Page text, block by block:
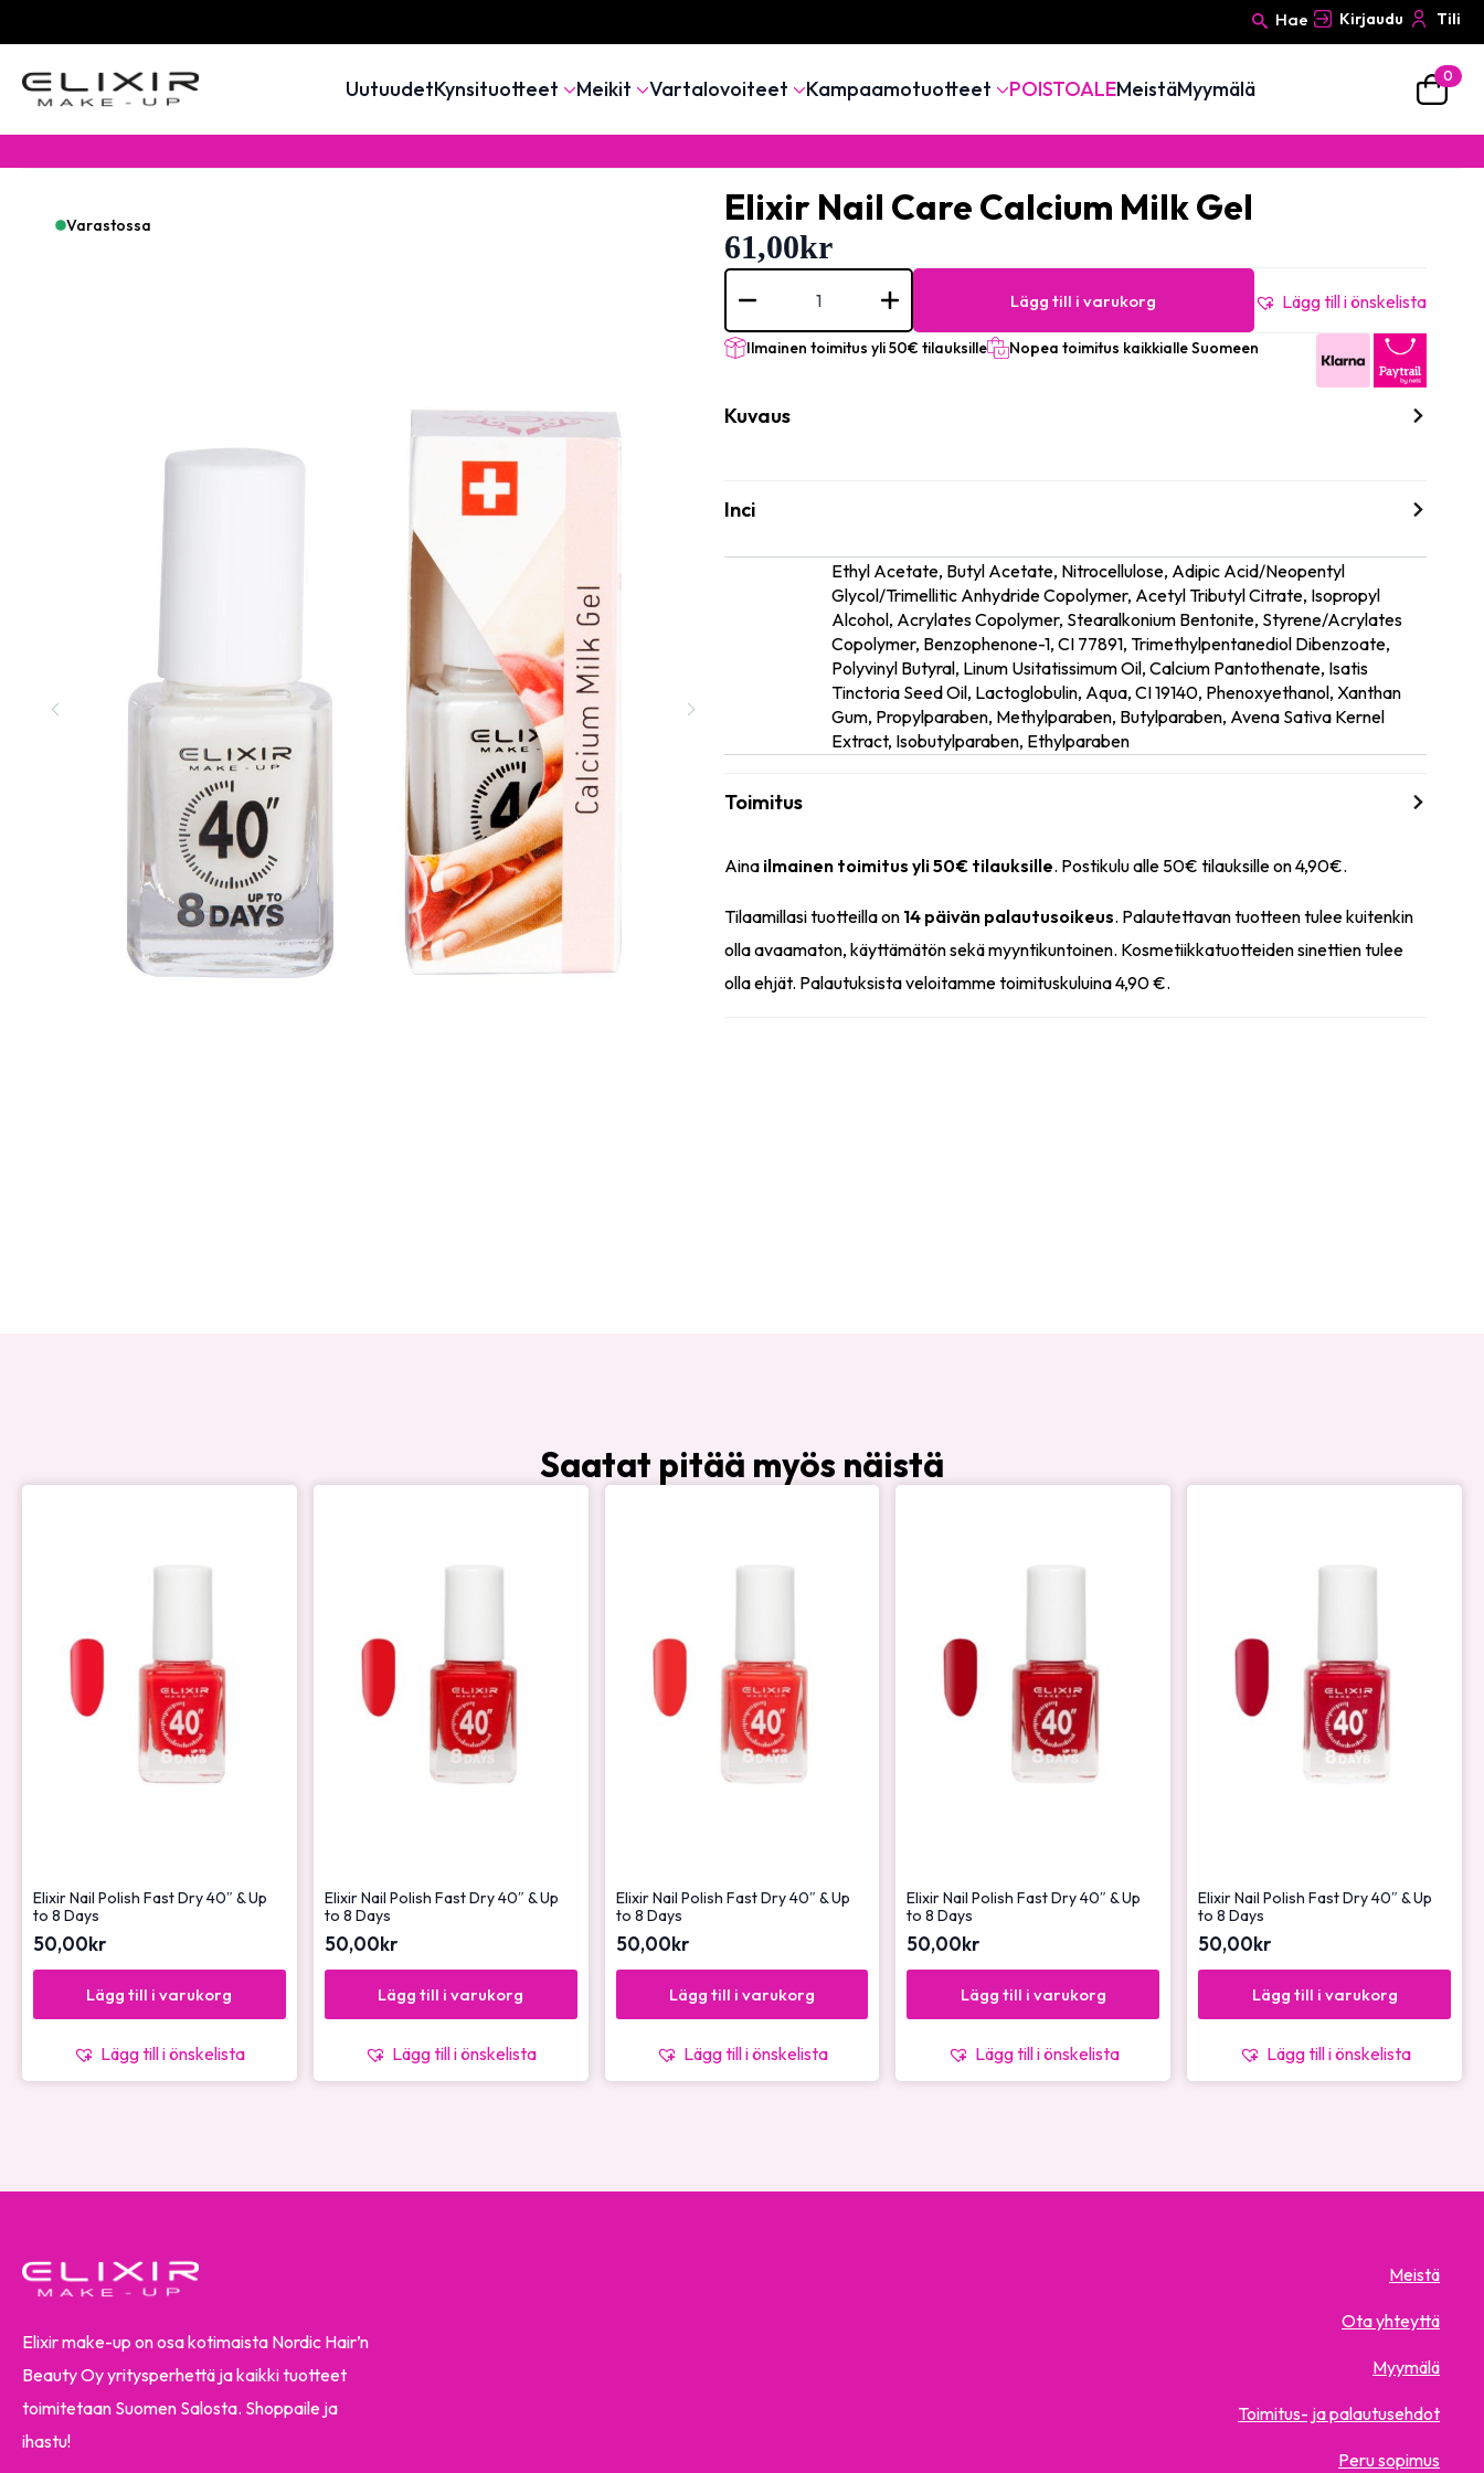
Search
Hae Kirjaudu Tili
UutuudetKynsituotteet Meikit Vartalovoiteet Kampaamotuotteet POISTOALEMeistäMyymälä
0
Varastossa Elixir Nail Care Calcium Milk Gel
61,00kr
Elixir
Nail
Calcium
Milk
Gel
Lägg till i varukorg Lägg till i önskelista
Ilmainen toimitus yli 50€ tilauksille Nopea toimitus kaikkialle Suomeen
Kuvaus
Inci
Ethyl Acetate, Butyl Acetate, Nitrocellulose, Adipic Acid/Neopentyl
Glycol/Trimellitic Anhydride Copolymer, Acetyl Tributyl Citrate, Isopropyl
Alcohol, Acrylates Copolymer, Stearalkonium Bentonite, Styrene/Acrylates
Copolymer, Benzophenone-1, CI 77891, Trimethylpentanediol Dibenzoate,
Polyvinyl Butyral, Linum Usitatissimum Oil, Calcium Pantothenate, Isatis
Tinctoria Seed Oil, Lactoglobulin, Aqua, CI 19140, Phenoxyethanol, Xanthan
Gum, Propylparaben, Methylparaben, Butylparaben, Avena Sativa Kernel
Extract, Isobutylparaben, Ethylparaben
Toimitus
Aina ilmainen toimitus yli 50€ tilauksille. Postikulu alle 50€ tilauksille on 4,90€.
Tilaamillasi tuotteilla on 14 päivän palautusoikeus. Palautettavan tuotteen tulee kuitenkin
olla avaamaton, käyttämätön sekä myyntikuntoinen. Kosmetiikkatuotteiden sinettien tulee
olla ehjät. Palautuksista veloitamme toimituskuluina 4,90 €.
Saatat pitää myös näistä
Elixir Nail Polish Fast Dry 40″ & Up
to 8 Days
50,00kr
Lägg till i varukorg
Lägg till i önskelista
Elixir Nail Polish Fast Dry 40″ & Up
to 8 Days
50,00kr
Lägg till i varukorg
Lägg till i önskelista
Elixir Nail Polish Fast Dry 40″ & Up
to 8 Days
50,00kr
Lägg till i varukorg
Lägg till i önskelista
Elixir Nail Polish Fast Dry 40″ & Up
to 8 Days
50,00kr
Lägg till i varukorg
Lägg till i önskelista
Elixir Nail Polish Fast Dry 40″ & Up
to 8 Days
50,00kr
Lägg till i varukorg
Lägg till i önskelista
Elixir make-up on osa kotimaista Nordic Hair’n
Beauty Oy yritysperhettä ja kaikki tuotteet
toimitetaan Suomen Salosta. Shoppaile ja
ihastu!
Meistä
Ota yhteyttä
Myymälä
Toimitus- ja palautusehdot
Peru sopimus